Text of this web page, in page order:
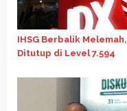
IHSG Berbalik Melemah,
Ditutup di Level 7.594